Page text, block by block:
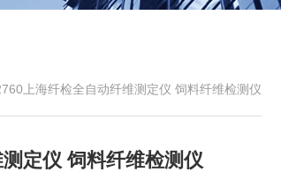
上海纤检全自动纤维测定仪 饲料纤维检测仪
定仪 饲料纤维检测仪